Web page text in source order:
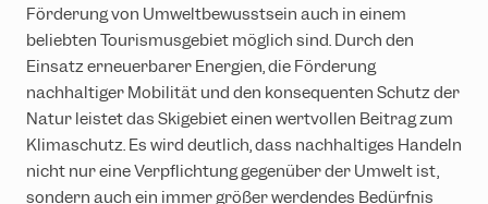
Förderung von Umweltbewusstsein auch in einem
beliebten Tourismusgebiet möglich sind. Durch den
Einsatz erneuerbarer Energien, die Förderung
nachhaltiger Mobilität und den konsequenten Schutz der
Natur leistet das Skigebiet einen wertvollen Beitrag zum
Klimaschutz. Es wird deutlich, dass nachhaltiges Handeln
nicht nur eine Verpflichtung gegenüber der Umwelt ist,
sondern auch ein immer größer werdendes Bedürfnis